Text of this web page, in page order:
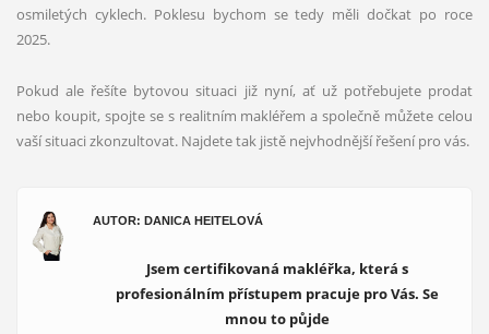
osmiletých cyklech. Poklesu bychom se tedy měli dočkat po roce
2025.
Pokud ale řešíte bytovou situaci již nyní, ať už potřebujete prodat
nebo koupit, spojte se s realitním makléřem a společně můžete celou
vaší situaci zkonzultovat. Najdete tak jistě nejvhodnější řešení pro vás.
AUTOR: DANICA HEITELOVÁ
Jsem certifikovaná makléřka, která s
profesionálním přístupem pracuje pro Vás. Se
mnou to půjde